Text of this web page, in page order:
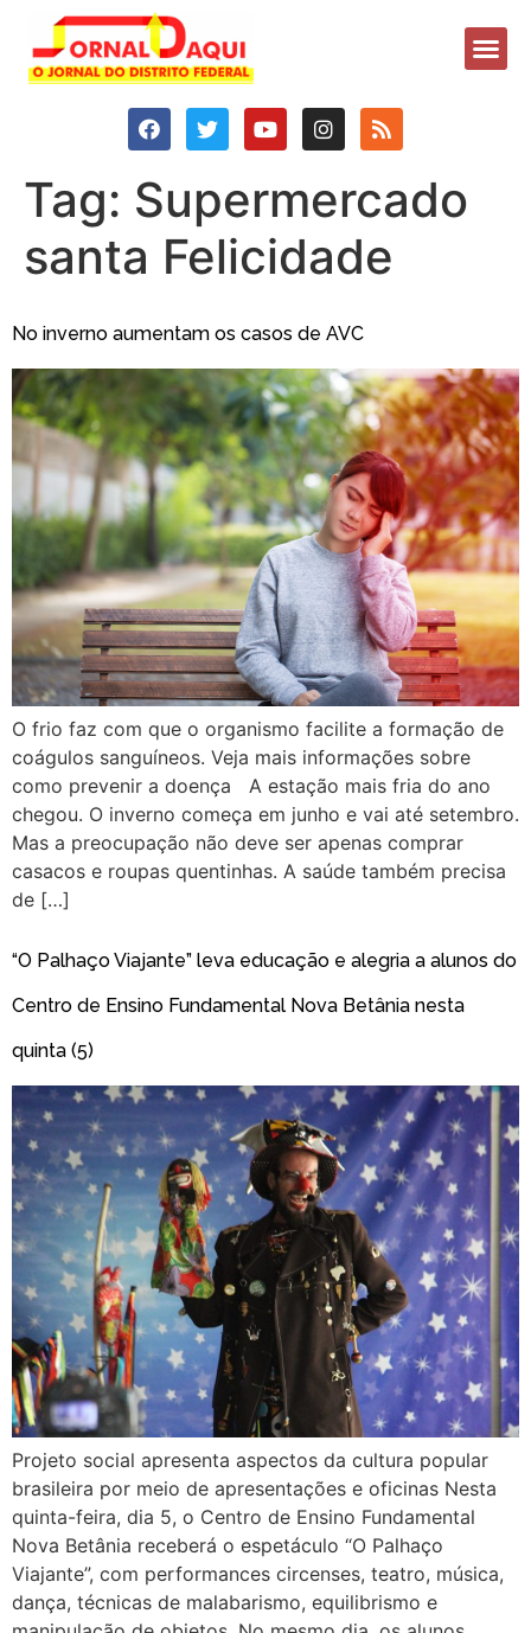
Tag: Supermercado
santa Felicidade
No inverno aumentam os casos de AVC
O frio faz com que o organismo facilite a formação de
coágulos sanguíneos. Veja mais informações sobre
como prevenir a doença A estação mais fria do ano
chegou. O inverno começa em junho e vai até setembro.
Mas a preocupação não deve ser apenas comprar
casacos e roupas quentinhas. A saúde também precisa
de […]
“O Palhaço Viajante” leva educação e alegria a alunos do
Centro de Ensino Fundamental Nova Betânia nesta
quinta (5)
Projeto social apresenta aspectos da cultura popular
brasileira por meio de apresentações e oficinas Nesta
quinta-feira, dia 5, o Centro de Ensino Fundamental
Nova Betânia receberá o espetáculo “O Palhaço
Viajante”, com performances circenses, teatro, música,
dança, técnicas de malabarismo, equilibrismo e